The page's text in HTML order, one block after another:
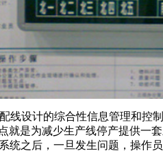
设计的综合性信息管理和控
就是为减少生产线停产提供一
统之后，一旦发生问题，操作